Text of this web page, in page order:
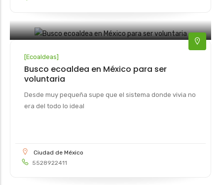
[Ecoaldeas]
Busco ecoaldea en México para ser
voluntaria
Desde muy pequeña supe que el sistema donde vivia no
era del todo lo ideal
Ciudad de México
5528922411